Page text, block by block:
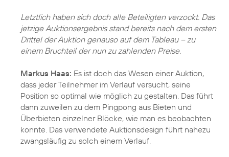
Letztlich haben sich doch alle Beteiligten verzockt. Das
jetzige Auktionsergebnis stand bereits nach dem ersten
Drittel der Auktion genauso auf dem Tableau – zu
einem Bruchteil der nun zu zahlenden Preise.
Markus Haas: Es ist doch das Wesen einer Auktion,
dass jeder Teilnehmer im Verlauf versucht, seine
Position so optimal wie möglich zu gestalten. Das führt
dann zuweilen zu dem Pingpong aus Bieten und
Überbieten einzelner Blöcke, wie man es beobachten
konnte. Das verwendete Auktionsdesign führt nahezu
zwangsläufig zu solch einem Verlauf.